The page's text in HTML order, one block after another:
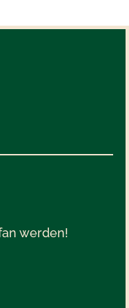
werden!